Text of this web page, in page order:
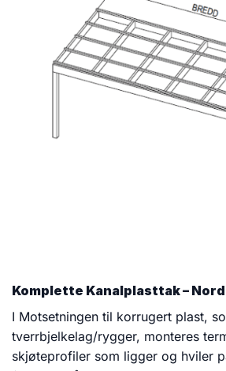
Komplette Kanalplasttak –
I Motsetningen til korrugert plast,
tverrbjelkelag/rygger, monteres
skjøteprofiler som ligger og hviler